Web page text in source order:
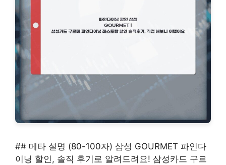
## 메타 설명 (80-100자) 삼성 GOURMET 파인다
이닝 할인, 솔직 후기로 알려드려요! 삼성카드 구르